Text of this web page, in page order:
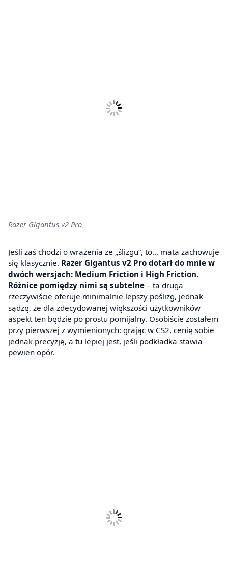
Razer Gigantus v2 Pro
Jeśli zaś chodzi o wrażenia ze „ślizgu”, to… mata zachowuje
się klasycznie. Razer Gigantus v2 Pro dotarł do mnie w
dwóch wersjach: Medium Friction i High Friction.
Różnice pomiędzy nimi są subtelne – ta druga
rzeczywiście oferuje minimalnie lepszy poślizg, jednak
sądzę, że dla zdecydowanej większości użytkowników
aspekt ten będzie po prostu pomijalny. Osobiście zostałem
przy pierwszej z wymienionych: grając w CS2, cenię sobie
jednak precyzję, a tu lepiej jest, jeśli podkładka stawia
pewien opór.